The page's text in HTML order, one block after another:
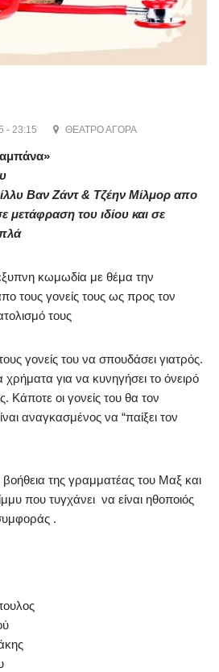
- 23:15 ΘΈΑΤΡΟ ΑΓΟΡΆ
Βαν Ζάντ & Τζέην Μίλμορ απο
μετάφραση του ιδίου και σε
κωμωδία με θέμα την
τους γονείς τους ως προς τον
τους
γονείς του να σπουδάσει γιατρός.
για να κυνηγήσει το όνειρό
Κάποτε οι γονείς του θα τον
αναγκασμένος να “παίξει τον
βοήθεια της γραμματέας του Μαξ και
που τυγχάνει να είναι ηθοποιός
.